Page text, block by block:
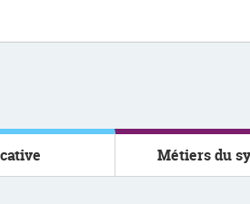
Métiers du